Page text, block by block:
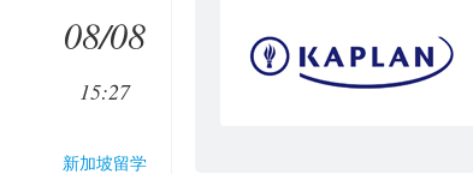
08/08
15:27
新加坡留学